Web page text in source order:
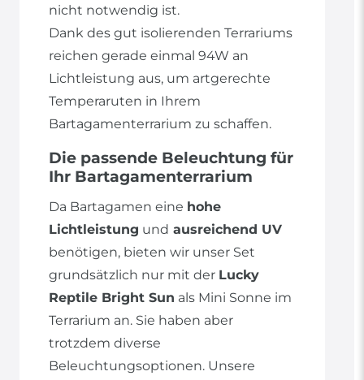
nicht notwendig ist.
Dank des gut isolierenden Terrariums
reichen gerade einmal 94W an
Lichtleistung aus, um artgerechte
Temperaruten in Ihrem
Bartagamenterrarium zu schaffen.
Die passende Beleuchtung für
Ihr Bartagamenterrarium
Da Bartagamen eine hohe
Lichtleistung und ausreichend UV
benötigen, bieten wir unser Set
grundsätzlich nur mit der Lucky
Reptile Bright Sun als Mini Sonne im
Terrarium an. Sie haben aber
trotzdem diverse
Beleuchtungsoptionen. Unsere